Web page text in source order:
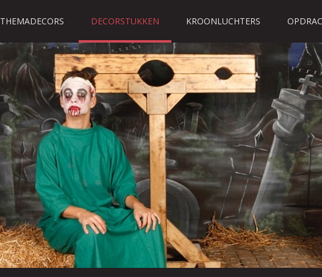
THEMADECORS DECORSTUKKEN KROONLUCHTERS